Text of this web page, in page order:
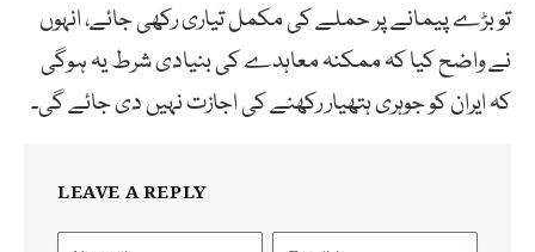
تو بڑے پیمانے پر حملے کی مکمل تیاری رکھی جائے، انہوں
نے واضح کیا کہ ممکنہ معاہدے کی بنیادی شرط یہ ہوگی
کہ ایران کو جوہری ہتھیار رکھنے کی اجازت نہیں دی جائے گی۔
LEAVE A REPLY